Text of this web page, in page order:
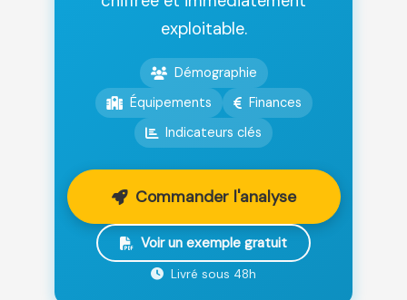
exploitable.
Démographie
Équipements
Finances
Indicateurs clés
Commander l'analyse
Voir un exemple gratuit
Livré sous 48h